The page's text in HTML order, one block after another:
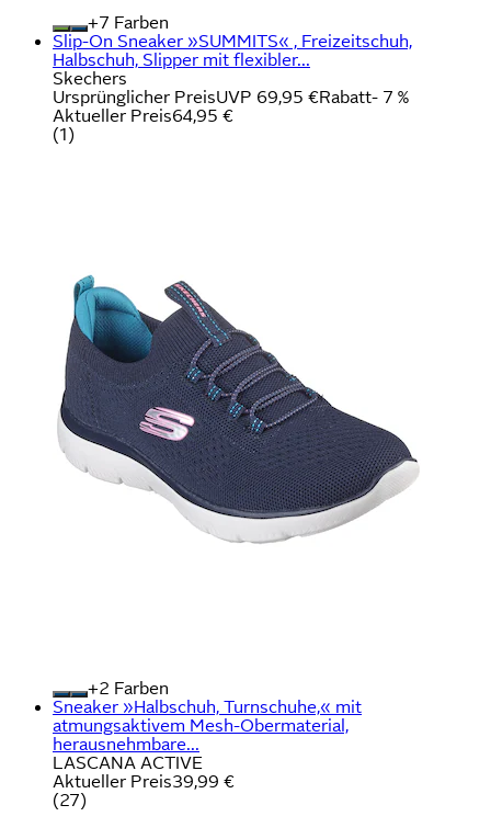
+
Farben
Slip-On Sneaker »SUMMITS« , Freizeitschuh,
Halbschuh, Slipper mit flexibler...
Skechers
Ursprünglicher PreisUVP 69,95 €Rabatt- 7 %
Aktueller Preis64,95 €
(1)
+
Farben
Sneaker »Halbschuh, Turnschuhe,« mit
atmungsaktivem Mesh-Obermaterial,
herausnehmbare...
LASCANA ACTIVE
Aktueller Preis39,99 €
(27)